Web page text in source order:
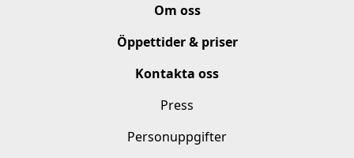
Om oss
Öppettider & priser
Kontakta oss
Press
Personuppgifter